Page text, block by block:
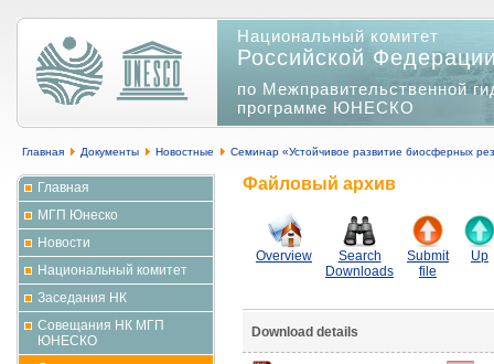
Национальный комитет
Российской
по Межправительственной
программе ЮНЕСКО
Главная Документы Новостные Семинар «Устойчивое развитие биосферных
Главная
МГП Юнеско
Новости
Национальный комитет
Заседания НК
Совещания НК МГП
ЮНЕСКО
Файловый архив
Overview
Search
Downloads
Submit
file
Up
Download details